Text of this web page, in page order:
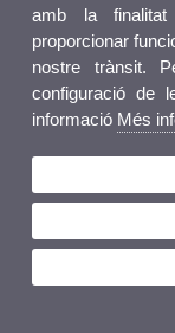
amb la finalitat
proporcionar
nostre trànsit.
configuració de
informació Més